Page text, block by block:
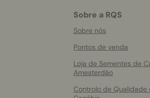
Sobre a RQS
Sobre nós
Pontos de venda
Loja de Sementes de
Amesterdão
Controlo de Qualidade